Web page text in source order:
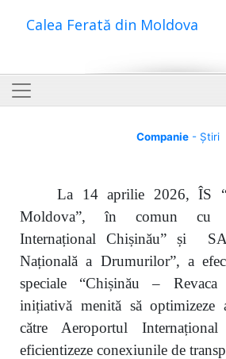
Calea Ferată din Moldova
Companie- Știri
La 14 aprilie 2026, ÎS
Moldova”, în comun cu
Internațional Chișinău” și
Națională a Drumurilor”, a
speciale “Chișinău –
inițiativă menită să optimizeze
către Aeroportul
eficientizeze conexiunile de